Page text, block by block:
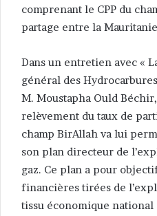
comprenant le CPP du
partage entre la
Dans un entretien avec «
général des
M. Moustapha Ould
relèvement du taux de
champ BirAllah va lui
son plan directeur de
gaz. Ce plan a pour
financières tirées de
tissu économique